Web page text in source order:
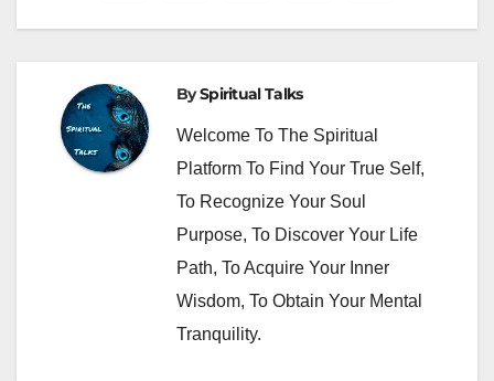
BySpiritual Talks
Welcome To The Spiritual
Platform To Find Your True Self,
To Recognize Your Soul
Purpose, To Discover Your Life
Path, To Acquire Your Inner
Wisdom, To Obtain Your Mental
Tranquility.